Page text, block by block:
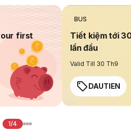
first
BUS
Tiết kiệm tới
lần đầu
Valid Till 30 Th9
DAUTIEN
1/4